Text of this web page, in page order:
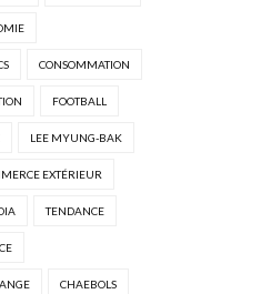
CONSOMMATION
FOOTBALL
LEE MYUNG-BAK
EXTÉRIEUR
TENDANCE
CHAEBOLS